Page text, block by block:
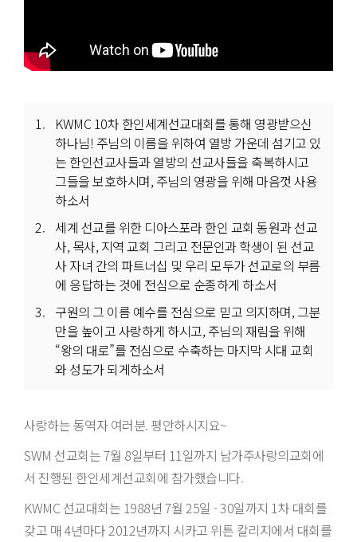
KWMC 10차 한인세계선교대회를 통해 영광받으신
하나님! 주님의 이름을 위하여 열방 가운데 섬기고 있
는 한인선교사들과 열방의 선교사들을 축복하시고
그들을 보호하시며, 주님의 영광을 위해 마음껏 사용
하소서
세계 선교를 위한 디아스포라 한인 교회 동원과 선교
사, 목사, 지역 교회 그리고 전문인과 학생이 된 선교
사 자녀 간의 파트너십 및 우리 모두가 선교로의 부름
에 응답하는 것에 전심으로 순종하게 하소서
구원의 그 이름 예수를 전심으로 믿고 의지하며, 그분
만을 높이고 사랑하게 하시고, 주님의 재림을 위해
“왕의 대로”를 전심으로 수축하는 마지막 시대 교회
와 성도가 되게하소서
사랑하는 동역자 여러분. 평안하시지요~
SWM 선교회는 7월 8일부터 11일까지 남가주사랑의교회에
서 진행된 한인세계선교회에 참가했습니다.
KWMC 선교대회는 1988년 7월 25일 - 30일까지 1차 대회를
갖고 매 4년마다 2012년까지 시카고 위튼 칼리지에서 대회를